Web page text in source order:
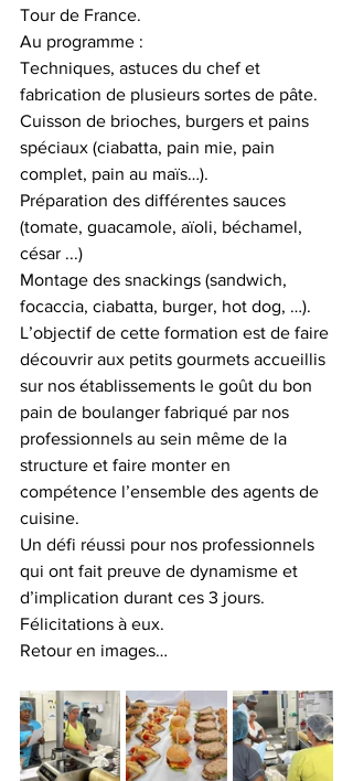
Tour de France.
Au programme :
Techniques, astuces du chef et
fabrication de plusieurs sortes de pâte.
Cuisson de brioches, burgers et pains
spéciaux (ciabatta, pain mie, pain
complet, pain au maïs…).
Préparation des différentes sauces
(tomate, guacamole, aïoli, béchamel,
césar ...)
Montage des snackings (sandwich,
focaccia, ciabatta, burger, hot dog, …).
L’objectif de cette formation est de faire
découvrir aux petits gourmets accueillis
sur nos établissements le goût du bon
pain de boulanger fabriqué par nos
professionnels au sein même de la
structure et faire monter en
compétence l’ensemble des agents de
cuisine.
Un défi réussi pour nos professionnels
qui ont fait preuve de dynamisme et
d’implication durant ces 3 jours.
Félicitations à eux.
Retour en images…